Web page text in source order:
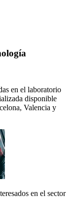
en el laboratorio
disponible
Valencia y
en el sector